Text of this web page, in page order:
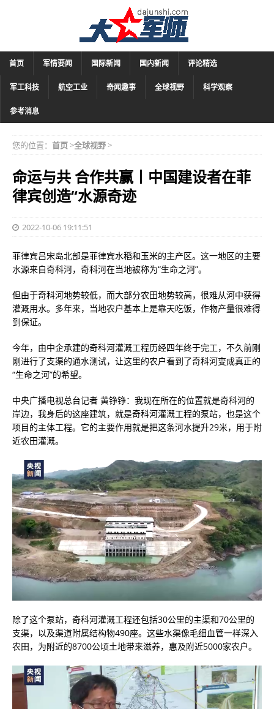
首页 军情要闻 国际新闻 国内新闻 评论精选
军工科技 航空工业 奇闻趣事 全球视野 科学观察
参考消息
您的位置： 首页>全球视野>
命运与共 合作共赢丨中国建设者在菲
律宾创造“水源奇迹
2022-10-06 19:11:51
菲律宾吕宋岛北部是菲律宾水稻和玉米的主产区。这一地区的主要
水源来自奇科河，奇科河在当地被称为“生命之河”。
但由于奇科河地势较低，而大部分农田地势较高，很难从河中获得
灌溉用水。多年来，当地农户基本上是靠天吃饭，作物产量很难得
到保证。
今年，由中企承建的奇科河灌溉工程历经四年终于完工，不久前刚
刚进行了支渠的通水测试，让这里的农户看到了奇科河变成真正的
“生命之河”的希望。
中央广播电视总台记者 黄铮铮：我现在所在的位置就是奇科河的
岸边，我身后的这座建筑，就是奇科河灌溉工程的泵站，也是这个
项目的主体工程。它的主要作用就是把这条河水提升29米，用于附
近农田灌溉。
除了这个泵站，奇科河灌溉工程还包括30公里的主渠和70公里的
支渠，以及渠道附属结构物490座。这些水渠像毛细血管一样深入
农田，为附近的8700公顷土地带来滋养，惠及附近5000家农户。